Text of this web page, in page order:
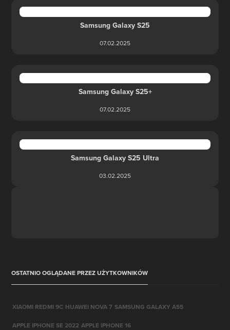
Samsung Galaxy S25
07.02.2025
Samsung Galaxy S25+
07.02.2025
Samsung Galaxy S25 Ultra
03.02.2025
OSTATNIO OGLĄDANE PRZEZ UŻYTKOWNIKÓW
XIAOMI REDMI 9C HUAWEI NOVA 7 SAMSUNG GALAXY A55
APPLE IPHONE SE 2022 APPLE IPHONE 16